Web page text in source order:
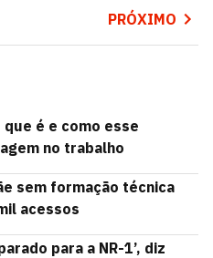
PRÓXIMO
é e como esse
no trabalho
sem formação técnica
acessos
para a NR-1’, diz